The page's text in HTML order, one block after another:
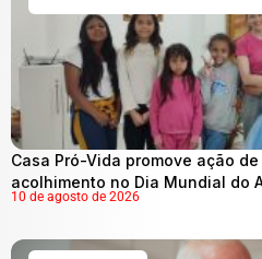
Casa Pró-Vida promove ação
acolhimento no Dia Mundial do
10 de agosto de 2026